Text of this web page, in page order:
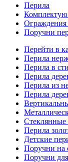
Перила
Поручни
Перейти в
Перила
Перила в
Перила
Перила из
Перила
Стеклянные
Перила
Детские
Поручни на
Поручни